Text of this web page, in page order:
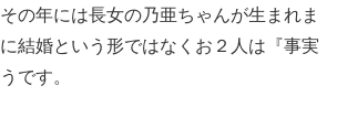
の年には長女の乃亜ちゃんが生まれま
結婚という形ではなくお２人は『事実
です。